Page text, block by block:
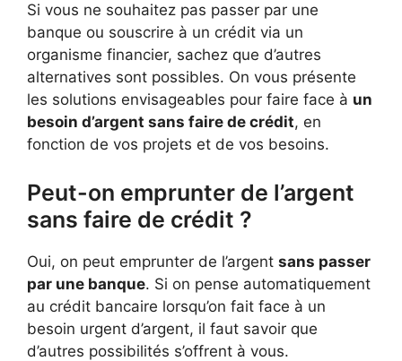
Si vous ne souhaitez pas passer par une
banque ou souscrire à un crédit via un
organisme financier, sachez que d’autres
alternatives sont possibles. On vous présente
les solutions envisageables pour faire face à un
besoin d’argent sans faire de crédit, en
fonction de vos projets et de vos besoins.
Peut-on emprunter de l’argent
sans faire de crédit ?
Oui, on peut emprunter de l’argent sans passer
par une banque. Si on pense automatiquement
au crédit bancaire lorsqu’on fait face à un
besoin urgent d’argent, il faut savoir que
d’autres possibilités s’offrent à vous.